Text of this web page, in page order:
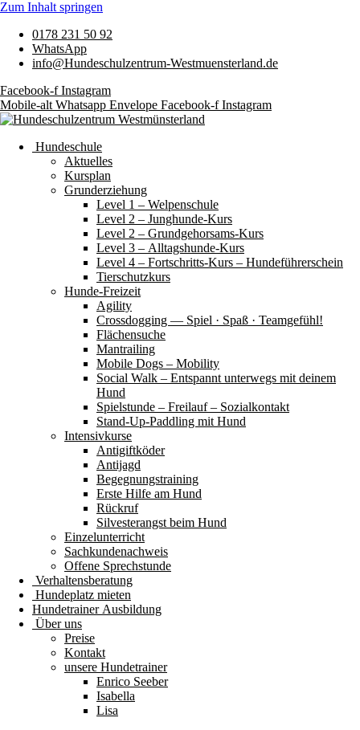
Zum Inhalt springen
0178 231 50 92
WhatsApp
info@Hundeschulzentrum-Westmuensterland.de
Facebook-f Instagram
Mobile-alt Whatsapp Envelope Facebook-f Instagram
Hundeschule
Aktuelles
Kursplan
Grunderziehung
Level 1 – Welpenschule
Level 2 – Junghunde-Kurs
Level 2 – Grundgehorsams-Kurs
Level 3 – Alltagshunde-Kurs
Level 4 – Fortschritts-Kurs – Hundeführerschein
Tierschutzkurs
Hunde-Freizeit
Agility
Crossdogging — Spiel · Spaß · Teamgefühl!
Flächensuche
Mantrailing
Mobile Dogs – Mobility
Social Walk – Entspannt unterwegs mit deinem
Hund
Spielstunde – Freilauf – Sozialkontakt
Stand-Up-Paddling mit Hund
Intensivkurse
Antigiftköder
Antijagd
Begegnungstraining
Erste Hilfe am Hund
Rückruf
Silvesterangst beim Hund
Einzelunterricht
Sachkundenachweis
Offene Sprechstunde
Verhaltensberatung
Hundeplatz mieten
Hundetrainer Ausbildung
Über uns
Preise
Kontakt
unsere Hundetrainer
Enrico Seeber
Isabella
Lisa